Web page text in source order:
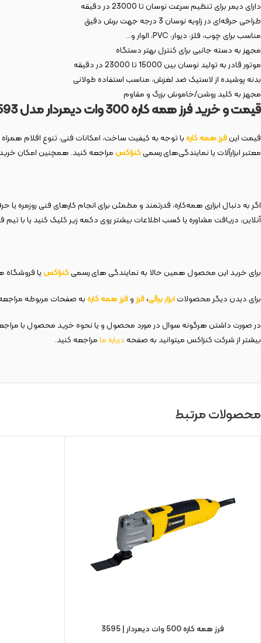
دارای دیمر برای تنظیم سرعت نوسان تا 23000 در دقیقه
طراحی حرفه‌ای در زاویه نوسان 3 درجه جهت برش دقیق
مناسب برای چوب، فلز، دیوار، PVC، الوار و…
مجهز به دسته جانبی برای کنترل بهتر دستگاه
موتور قادر به تولید نوسان بین 15000 تا 23000 در دقیقه
بدنه پوشیده از لاستیک ضد لغزش، مناسب استفاده طولانی
مجهز به کلید روشن/خاموش بزرگ و مقاوم
قیمت و خرید فرز همه کاره 300 وات دیمردار مدل 3593
قیمت اینفرز همه کاره با توجه به کیفیت ساخت، امکانات فنی، تنوع اقلام
معتبر ابزارآلات یا نمایندگی‌های رسمیکنزاکسمراجعه کنید. همچنین امکان خرید
آنلاین، دریافت مشاوره یا کسب اطلاعات بیشتر روی دکمه زیر کلیک کنید یا با
برای خرید این محصول همین حالا به نمایندگی های رسمیکنزاکسیا فروشگاه
برای دیدن دیگر محصولاتابزار برقی،فرزوفرز همه کاره به صفحات مربوطه
در صورت داشتن هرگونه سوال در مورد محصول و یا نحوه خرید محصول با
بیشتر از شرکت کنزاکس میتوانید به صفحهدرباره مامراجعه کنید.
محصولات مرتبط
فرز همه کاره 500 وات دیمردار | 3595